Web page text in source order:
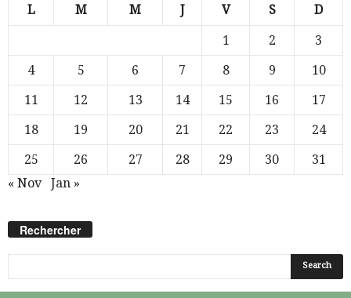
L M M J V S D
1 2
3
4
5 6 7 8 9
10
11
12 13 14 15 16
17
18
19 20 21 22 23
24
25
26 27 28 29 30
31
« Nov
Jan »
Rechercher